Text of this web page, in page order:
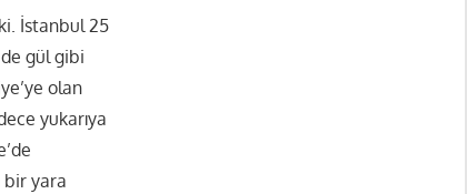
İstanbul 25
gül gibi
olan
yukarıya
bir yara